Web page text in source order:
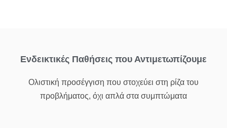
Ενδεικτικές Παθήσεις που Αντιμετωπίζουμε
Ολιστική προσέγγιση που στοχεύει στη ρίζα του
προβλήματος, όχι απλά στα συμπτώματα